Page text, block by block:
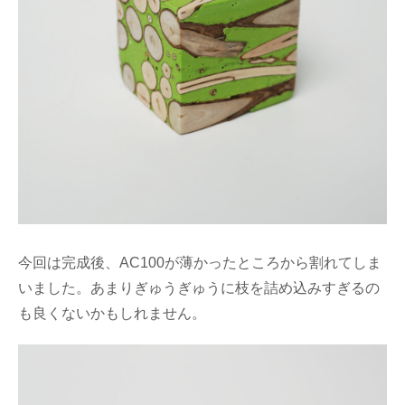
今回は完成後、AC100が薄かったところから割れてしま
いました。あまりぎゅうぎゅうに枝を詰め込みすぎるの
も良くないかもしれません。